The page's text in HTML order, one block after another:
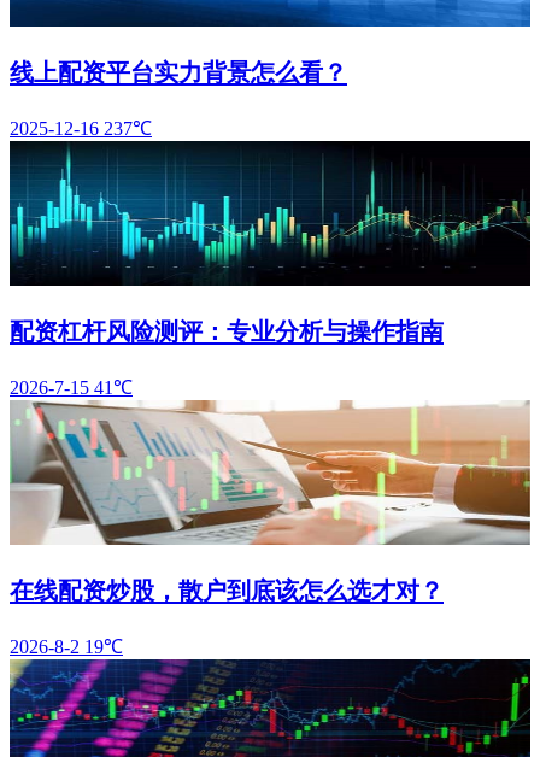
线上配资平台实力背景怎么看？
2025-12-16 237℃
配资杠杆风险测评：专业分析与操作指南
2026-7-15 41℃
在线配资炒股，散户到底该怎么选才对？
2026-8-2 19℃